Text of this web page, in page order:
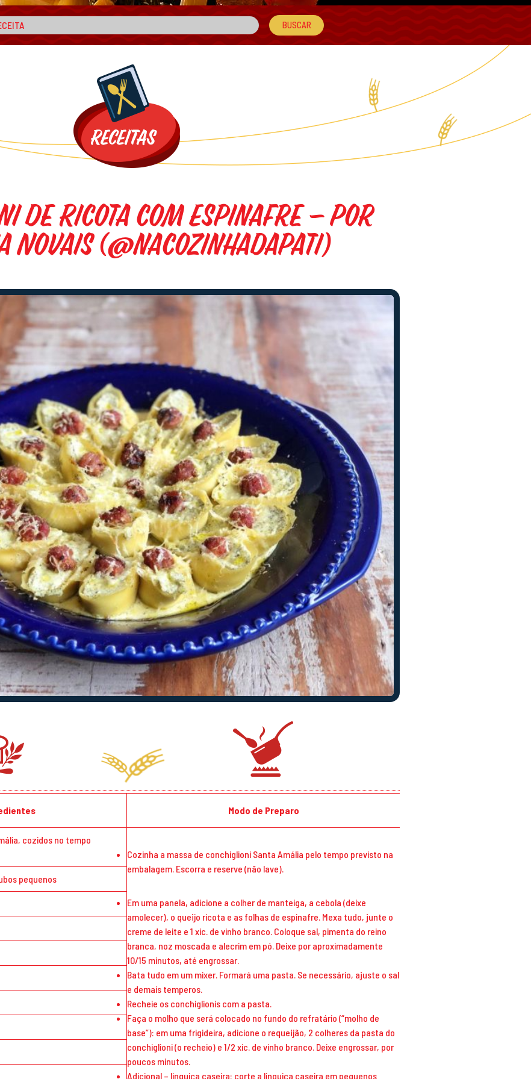
de Ricota com Espinafre – por
Novais (@nacozinhadapati)
cozidos no tempo
pequenos
Modo de Preparo
Cozinha a massa de conchiglioni Santa Amália pelo tempo previsto na
embalagem. Escorra e reserve (não lave).
Em uma panela, adicione a colher de manteiga, a cebola (deixe
amolecer), o queijo ricota e as folhas de espinafre. Mexa tudo, junte o
creme de leite e 1 xic. de vinho branco. Coloque sal, pimenta do reino
branca, noz moscada e alecrim em pó. Deixe por aproximadamente
10/15 minutos, até engrossar.
Bata tudo em um mixer. Formará uma pasta. Se necessário, ajuste o sal
e demais temperos.
Recheie os conchiglionis com a pasta.
Faça o molho que será colocado no fundo do refratário (“molho de
base”): em uma frigideira, adicione o requeijão, 2 colheres da pasta do
conchiglioni (o recheio) e 1/2 xic. de vinho branco. Deixe engrossar, por
poucos minutos.
Adicional – linguiça caseira: corte a linguiça caseira em pequenos